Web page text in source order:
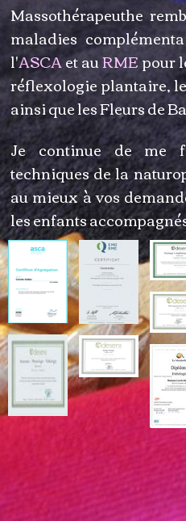
Massothérapeuthe
maladies
l'ASCAet auRMEpour
réflexologie plantaire,
ainsi que les Fleurs de
Je continue de me
techniques de la
au mieux à vos
les enfants